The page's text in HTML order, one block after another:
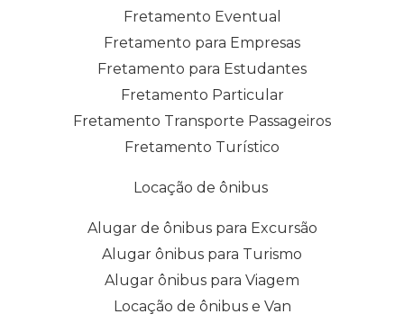
Fretamento Eventual
Fretamento para Empresas
Fretamento para Estudantes
Fretamento Particular
Fretamento Transporte Passageiros
Fretamento Turístico
Locação de ônibus
Alugar de ônibus para Excursão
Alugar ônibus para Turismo
Alugar ônibus para Viagem
Locação de ônibus e Van